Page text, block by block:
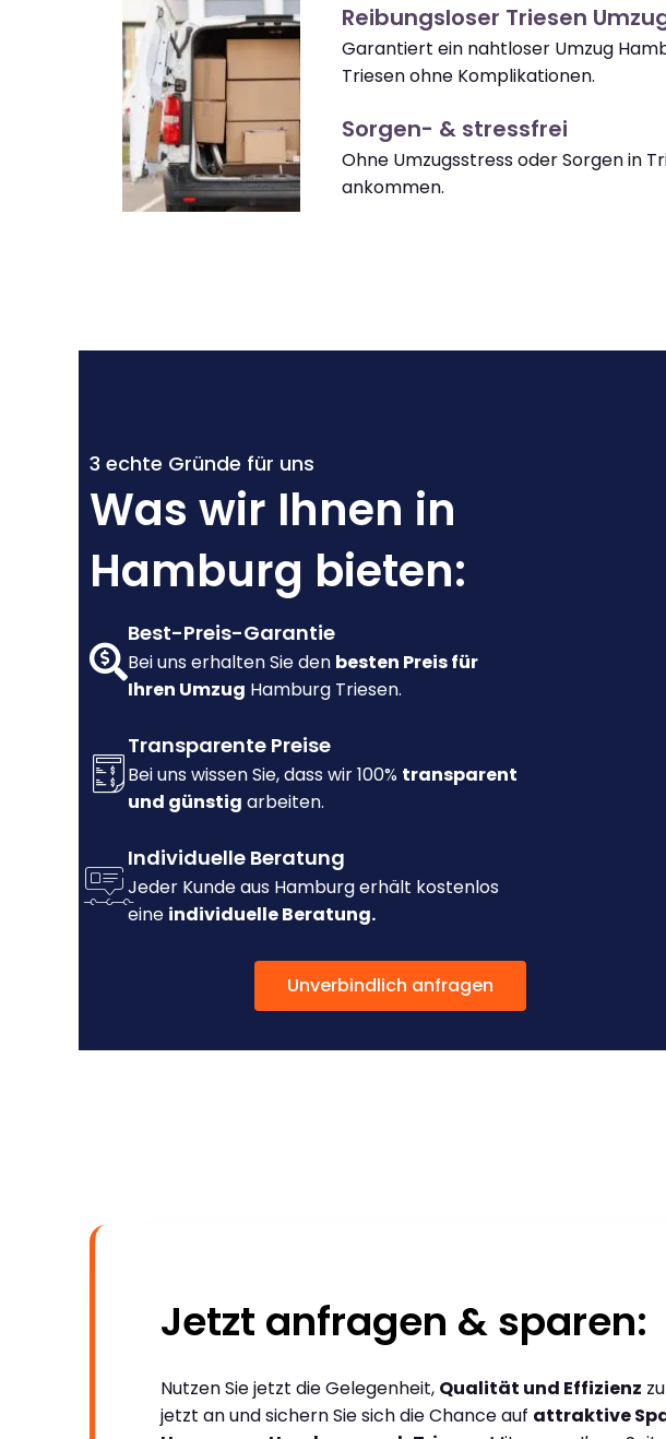
Reibungsloser Triesen
Garantiert ein nahtloser Umzug
Triesen ohne Komplikationen.
Sorgen- & stressfrei
Ohne Umzugsstress oder Sorgen in
ankommen.
3 echte Gründe für uns
Was wir Ihnen in
Hamburg bieten:
Best-Preis-Garantie
Bei uns erhalten Sie den besten Preis für
Ihren Umzug Hamburg Triesen.
Transparente Preise
Bei uns wissen Sie, dass wir 100% transparent
und günstig arbeiten.
Individuelle Beratung
Jeder Kunde aus Hamburg erhält kostenlos
eine individuelle Beratung.
Unverbindlich anfragen
Jetzt anfragen & sparen:
Nutzen Sie jetzt die Gelegenheit, Qualität und Effizienz
jetzt an und sichern Sie sich die Chance auf attraktive